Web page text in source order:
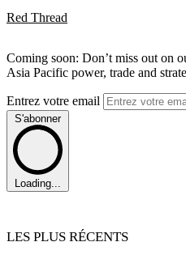
Red Thread
Coming soon: Don’t miss out on
Asia Pacific power, trade and
Entrez votre email
S'abonner
Loading...
LES PLUS RÉCENTS